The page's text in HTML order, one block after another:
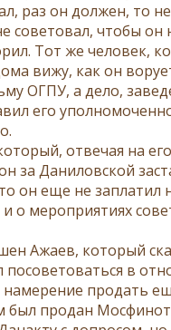
раз он должен, то
советовал, чтобы
Тот же человек,
вижу, как он
ОГПУ, а дело,
его
отвечая на
за Даниловской
он еще не заплатил
о мероприятиях
Ажаев, который
в
продать
был продан